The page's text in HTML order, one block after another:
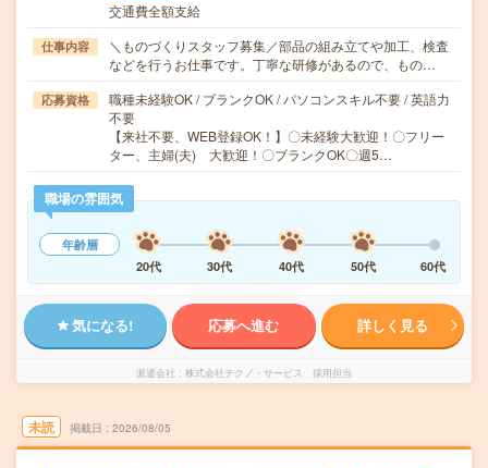
交通費全額支給
仕事内容
＼ものづくりスタッフ募集／部品の組み立てや加工、検査
などを行うお仕事です。丁寧な研修があるので、もの…
応募資格
職種未経験OK / ブランクOK / パソコンスキル不要 / 英語力
不要
【来社不要、WEB登録OK！】〇未経験大歓迎！〇フリー
ター、主婦(夫) 大歓迎！〇ブランクOK〇週5…
職場の雰囲気
年齢層
20代
30代 40代 50代 60代
気になる! 応募へ進む 詳しく見る
派遣会社 株式会社テクノ・サービス 採用担当
未読 掲載日 2026/08/05